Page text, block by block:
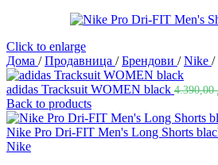
Click to enlarge
Дома / Продавница / Брендови / Nike /
adidas Tracksuit WOMEN black 4.390,00
Back to products
Nike Pro Dri-FIT Men's Long Shorts
Nike